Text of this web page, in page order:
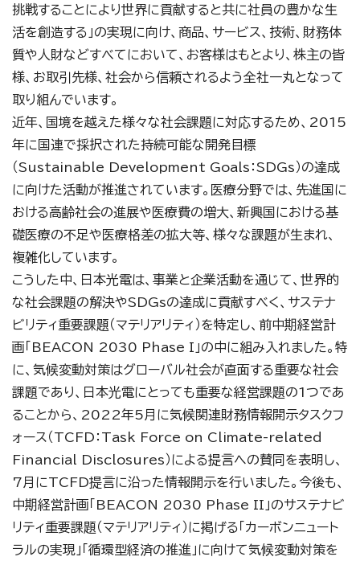
挑戦することにより世界に貢献すると共に社員の豊かな生
活を創造する」の実現に向け、商品、サービス、技術、財務体
質や人財などすべてにおいて、お客様はもとより、株主の皆
様、お取引先様、社会から信頼されるよう全社一丸となって
取り組んでいます。
近年、国境を越えた様々な社会課題に対応するため、2015
年に国連で採択された持続可能な開発目標
（Sustainable Development Goals：SDGs）の達成
に向けた活動が推進されています。医療分野では、先進国に
おける高齢社会の進展や医療費の増大、新興国における基
礎医療の不足や医療格差の拡大等、様々な課題が生まれ、
複雑化しています。
こうした中、日本光電は、事業と企業活動を通じて、世界的
な社会課題の解決やSDGsの達成に貢献すべく、サステナ
ビリティ重要課題（マテリアリティ）を特定し、前中期経営計
画「BEACON 2030 Phase I」の中に組み入れました。特
に、気候変動対策はグローバル社会が直面する重要な社会
課題であり、日本光電にとっても重要な経営課題の1つであ
ることから、2022年5月に気候関連財務情報開示タスクフ
ォース（TCFD：Task Force on Climate-related
Financial Disclosures）による提言への賛同を表明し、
7月にTCFD提言に沿った情報開示を行いました。今後も、
中期経営計画「BEACON 2030 Phase II」のサステナビ
リティ重要課題（マテリアリティ）に掲げる「カーボンニュート
ラルの実現」「循環型経済の推進」に向けて気候変動対策を